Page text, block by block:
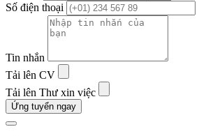
Số điện thoại
Tin nhắn
Tải lên CV
Tải lên Thư xin việc
Ứng tuyển ngay